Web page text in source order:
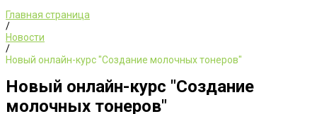
Главная страница
/
Новости
/
Новый онлайн-курс "Создание молочных тонеров"
Новый онлайн-курс "Создание
молочных тонеров"